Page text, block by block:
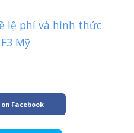
lệ phí và hình thức
Mỹ
Facebook